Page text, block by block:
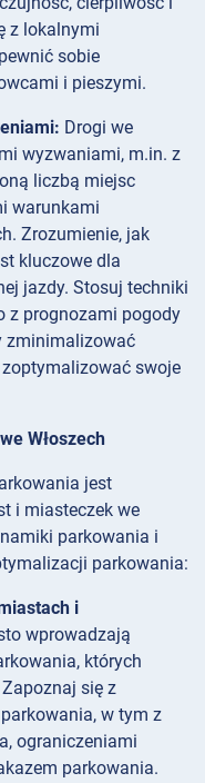
z lokalnymi
sobie
i pieszymi.
Drogi we
wyzwaniami, m.in. z
liczbą miejsc
warunkami
Zrozumienie, jak
kluczowe dla
jazdy. Stosuj techniki
z prognozami pogody
zminimalizować
swoje
Włoszech
jest
i miasteczek we
parkowania i
parkowania:
i
wprowadzają
których
się z
w tym z
ograniczeniami
parkowania.